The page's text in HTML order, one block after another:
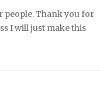
people. Thank you for
I will just make this